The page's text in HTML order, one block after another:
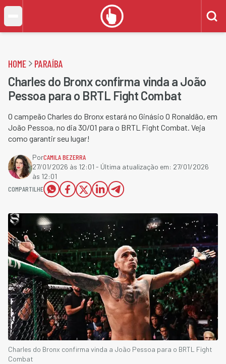
HOME PARAÍBA
Charles do Bronx confirma vinda a João
Pessoa para o BRTL Fight Combat
O campeão Charles do Bronx estará no Ginásio O Ronaldão, em
João Pessoa, no dia 30/01 para o BRTL Fight Combat. Veja
como garantir seu lugar!
PorCAMILA BEZERRA
27/01/2026 às 12:01 - Última atualização em: 27/01/2026
às 12:01
COMPARTILHE
Charles do Bronx confirma vinda a João Pessoa para o BRTL Fight
Combat